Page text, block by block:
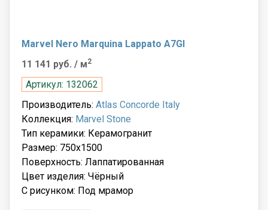
Marvel Nero Marquina Lappato A7GI
11 141 руб. / м2
Артикул: 132062
Производитель: Atlas Concorde Italy
Коллекция: Marvel Stone
Тип керамики: Керамогранит
Размер: 750x1500
Поверхность: Лаппатированная
Цвет изделия: Чёрный
С рисунком: Под мрамор